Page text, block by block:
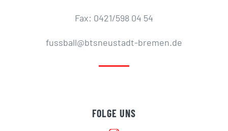
Fax: 0421/598 04 54
fussball@btsneustadt-bremen.de
FOLGE UNS